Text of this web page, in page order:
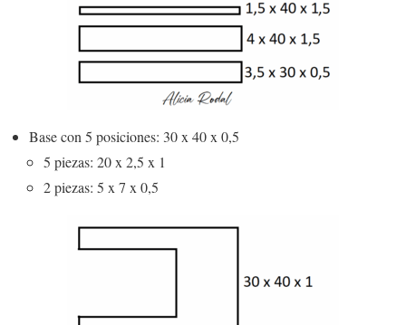
Base con 5 posiciones: 30 x 40 x 0,5
5 piezas: 20 x 2,5 x 1
2 piezas: 5 x 7 x 0,5